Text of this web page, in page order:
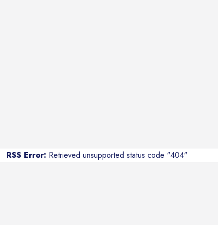
RSS Error: Retrieved unsupported status code "404"